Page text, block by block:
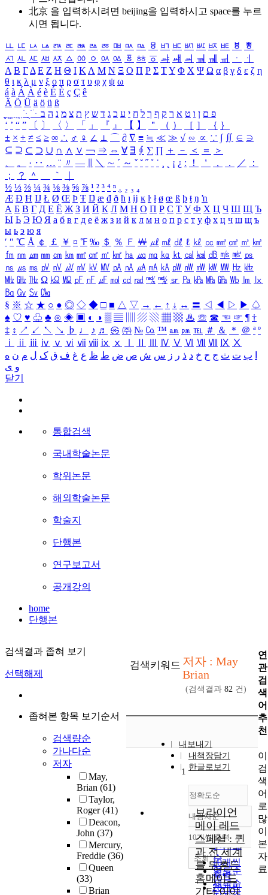
北京 을 입력하시려면 beijing을 입력하시고 space를 누르
시면 됩니다.
ㅥ ㅦ ㅧ ㅨ ㅩ ㅪ ㅫ ㅬ ㅭ ㅮ ㅯ ㅰ ㅱ ㅲ ㅳ ㅴ ㅵ ㅶ ㅷ ㅸ
ㅹ
ㅺ ㅻ ㅼ ㅽ ㅾ ㅿ ㆀ ㆁ ㆂ ㆃ ㆄ ㆅ ㆆ ㆇ ㆈ ㆉ ㆊ ㆋ ㆌ ㆍ
ㆎ
Α Β ΓΔ Ε Ζ Η Θ Ι ΚΛ Μ Ν Ξ Ο Π Ρ Σ ΤΥ Φ Χ Ψ Ω α β γ δ ε ζ η
θ ι κ λ μ ν ξ ο π ρ σ τ υ φ χ ψ ω
á à Á À é è É È ç Ç ê
Ä Ö Ü ä ö ü ß
ִֶֹ ֻּ ׁׂ פ ם ן ו ט א ר ק ף ך ל ח י ע כ ג ד ש ץ ת צ מ נ ה ב
‘ ’ “ ” 〔 〕 〈 〉 「 」 『 』 【 】 ＂ （ ） ［ ］ ｛ ｝
± × ÷ ≠ ≤ ≥ ∞ ∴ ♂ ♀ ∠ ⊥ ⌒ ∂ ∇ ≡ ≒ ≪ ≫ √ ∽ ∝ ∵ ∫ ∬ ∈ ∋
⊆ ⊇ ⊂ ⊃ ∪ ∩ ∧ ∨ ￢ ⇒ ⇔ ∀ ∃ ∮ ∑ ∏ ＋ － ＜ ＝
＞
、
。 · ‥ … ¨ 〃 ― ＼ ∼ ´ ～ ˇ ˘ ˝ ˚ ˙ ¸ ¡ ¿ ː ！ ＇ ， ． ／
：
；
？ ＾ ｀
½ ⅓ ⅔ ¼ ¾ ⅛ ⅜ ⅝ ⅞ ¹ ² ³ ⁴ ⁿ ₁ ₂ ₃ ₄
Æ Ð Ħ Ĳ Ł Ø Œ Þ Ŧ Ŋ æ đ ð ħ ı ĳ ĸ ŀ ł ø œ ß þ ŧ ŋ ŉ
А Б В Г Д Е Ё Ж З И Й К Л М Н О П Р С Т У Ф Х Ц Ч Ш Щ Ъ
Ы Ь Э Ю Я а б в г д е ё ж з и й к л м н о п р с т у ф х ц ч ш щ ъ
ы ь э ю я
′ ″ ℃ Å ￠ ￡ ￥ ¤ ℉ ‰ ＄ ％ Ｆ ￦ ㎕ ㎖ ㎗ ℓ ㎘ ㏄ ㎣ ㎤ ㎥ ㎦
㎙ ㎚ ㎛ ㎜ ㎝ ㎞ ㎟ ㎠ ㎡ ㎢ ㏊ ㎍ ㎎ ㎏ ㏏ ㎈ ㎉ ㏈ ㎧ ㎨ ㎰
㎱ ㎲ ㎳ ㎴ ㎵ ㎶ ㎷ ㎸ ㎹ ㎀ ㎁ ㎂ ㎃ ㎄ ㎺ ㎻ ㎽ ㎾ ㎿ ㎐ ㎑
㎒ ㎓ ㎔ Ω ㏀ ㏁ ㎊ ㎋ ㎌ ㏖ ㏅ ㎭ ㎮ ㎯ ㏛ ㎩ ㎪ ㎫ ㎬ ㏝ ㏐
㏓
㏃ ㏉ ㏜ ㏆
§ ※ ☆ ★ ○ ● ◎ ◇ ◆ □ ■ △ ▽ → ← ↑ ↓ ↔ 〓 ◁ ◀ ▷ ▶ ♤
♠ ♡ ♥ ♧ ♣ ⊙ ◈ ▣ ◐ ◑ ▒ ▤ ▨ ▧ ▦ ▩ ♨ ☏ ☎ ☜ ☞ ¶ †
‡ ↕ ↗ ↙ ↖ ↘ ♭ ♩ ♪ ♬ ㉿ ㈜ № ㏇ ™ ㏂ ㏘ ℡ ＃ ＆ ＊ ＠ ª º
ⅰ
ⅱ ⅲ ⅳ ⅴ ⅵ ⅶ ⅷ ⅸ ⅹ Ⅳ Ⅴ Ⅵ Ⅶ Ⅷ Ⅸ Ⅹ
ب ت ث ج ح خ د ذ ر ز س ش ص ض ط ظ ع غ ف ق ک ل م ن ه
و ی
닫기
통합검색
국내학술논문
학위논문
해외학술논문
학술지
단행본
연구보고서
공개강의
home
단행본
검색결과 좁혀 보기
선택해제
좁혀본 항목 보기순서
검색량순
가나다순
저자
May,
Brian (61)
Taylor,
Roger(41)
Deacon,
John (37)
Mercury,
Freddie (36)
Queen
(33)
Brian
검색키워드 저자 : May
Brian
(검색결과 82 건)
내보내기
내책장담기
한글로보기
정확도순
정확도
순
인기도
순
연도순
제목순
내림차순
내림차순
10개씩 출력
10개씩
출력
20개씩
조회
1
브라이언
메이 레드
스페셜 : 퀸
과 전 세계
를 뒤흔든
홈메이드
기타 이야
연
관
검
색
어
추
천
이
검
색
어
로
많
이
본
자
료